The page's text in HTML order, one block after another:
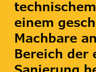
einem
Machbare
Bereich der